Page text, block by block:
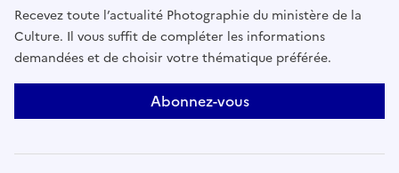
Recevez toute l’actualité Photographie du ministère de la
Culture. Il vous suffit de compléter les informations
demandées et de choisir votre thématique préférée.
Abonnez-vous